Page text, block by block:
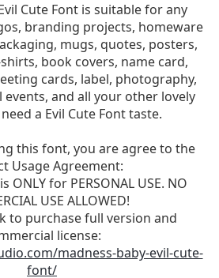
Cute Font is suitable for any
branding projects, homeware
mugs, quotes, posters,
book covers, name card,
cards, label, photography,
and all your other lovely
a Evil Cute Font taste.
this font, you are agree to the
Usage Agreement:
ONLY for PERSONAL USE. NO
USE ALLOWED!
to purchase full version and
license:
madness-baby-evil-cute-
font/